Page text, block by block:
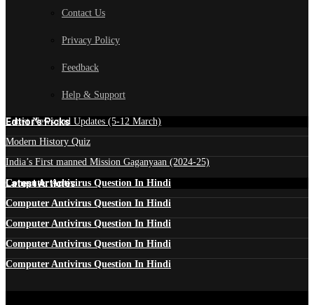
Contact Us
Privacy Policy
Feedback
Help & Support
Edtior's Picks
Latest News and Updates (5-12 March)
Modern History Quiz
India’s First manned Mission Gaganyaan (2024-25)
Latest Articles
Computer Antivirus Question In Hindi
Computer Antivirus Question In Hindi
Computer Antivirus Question In Hindi
Computer Antivirus Question In Hindi
Computer Antivirus Question In Hindi